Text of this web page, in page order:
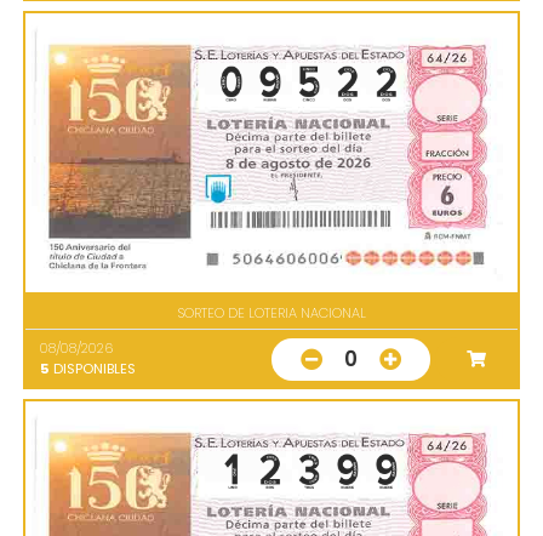
SORTEO DE LOTERIA NACIONAL
08/08/2026
5 DISPONIBLES 0